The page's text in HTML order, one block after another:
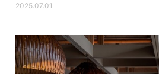
2025.07.01